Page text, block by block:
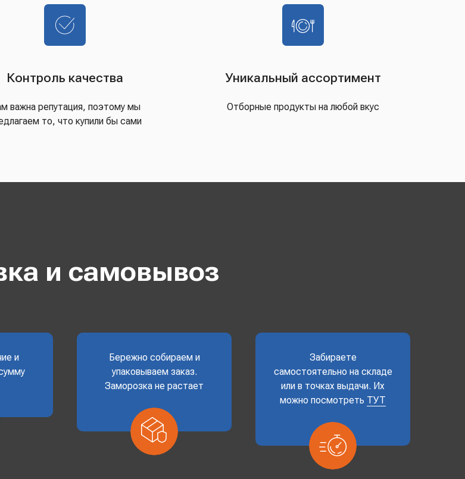
Контроль качества
важна репутация, поэтому мы
то, что купили бы сами
Уникальный ассортимент
Отборные продукты на любой вкус
и самовывоз
и
Бережно собираем и
упаковываем заказ.
Заморозка не растает
Забираете
самостоятельно на складе
или в точках выдачи. Их
можно посмотреть ТУТ